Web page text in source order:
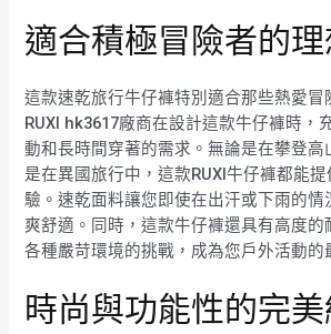
適合積極冒險者的
這款速乾旅行牛仔褲特別適合那些熱愛冒
RUXI hk3617廠商在設計這款牛仔褲時，
動和長時間穿著的需求。無論是在攀登高
是在異國旅行中，這款RUXI牛仔褲都能
驗。速乾面料讓您即使在出汗或下雨的情
爽舒適。同時，這款牛仔褲還具有高度的
各種嚴苛環境的挑戰，成為您戶外活動的
時尚與功能性的完